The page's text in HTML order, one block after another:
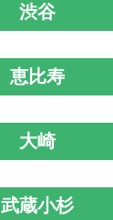
渋谷
恵比寿
大崎
武蔵小杉